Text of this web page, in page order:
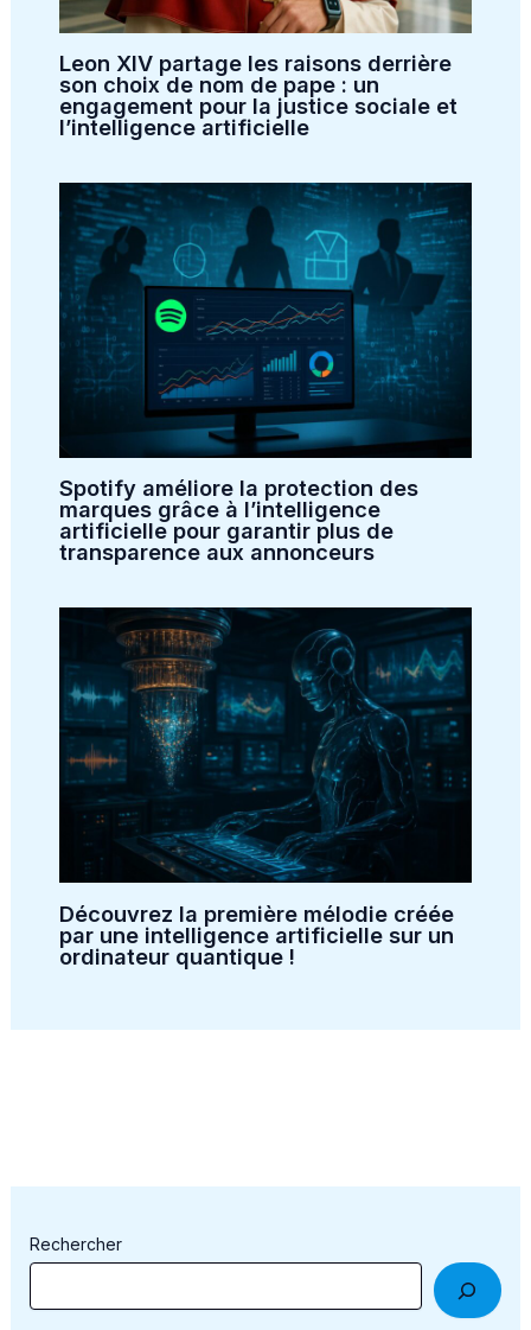
Leon XIV partage les raisons derrière
son choix de nom de pape : un
engagement pour la justice sociale et
l’intelligence artificielle
Spotify améliore la protection des
marques grâce à l’intelligence
artificielle pour garantir plus de
transparence aux annonceurs
Découvrez la première mélodie créée
par une intelligence artificielle sur un
ordinateur quantique !
Rechercher